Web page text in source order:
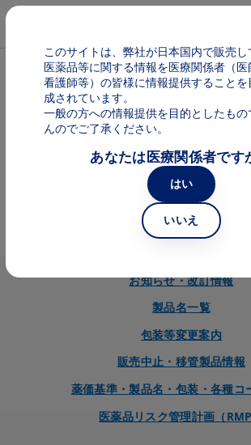
メインコン
パンくず
包装等変更案内
ノバルティス ファーマ製
包装等変更案内
お知らせ・改訂情報
製品名一覧
包装等変更案内
販売中止・移管製品情報
薬価基準・製品名・包装・各種コ
医薬品リスク管理計画（RMP
このサイトは、弊社が日本国内で販売
医薬品等に関する情報を医療関係者（医
看護師等）の皆様に情報提供すること
成されています。
一般の方への情報提供を目的としたも
んのでご了承ください。
あなたは医療関係者です
はい
いいえ